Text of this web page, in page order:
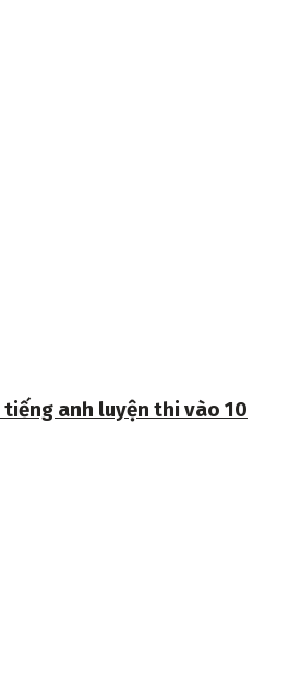
tiếng anh luyện thi vào 10